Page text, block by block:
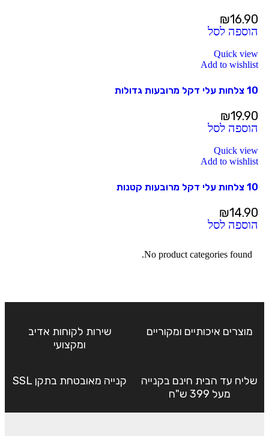
₪16.90
הוספה לסל
Quick view
Add to wishlist
10 צלחות עלי דקל מרובעות גדולות
₪19.90
הוספה לסל
Quick view
Add to wishlist
10 צלחות עלי דקל מרובעות קטנות
₪14.90
הוספה לסל
No product categories found.
מוצרים איכותיים ומקוריים
שירות לקוחות אדיב
ומקצועי
שליח עד הבית חינם בקנייה
מעל 399 ש"ח
קנייה מאובטחת בתקן SSL